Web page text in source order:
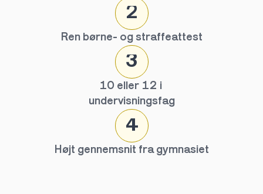
2
Ren børne- og straffeattest
3
10 eller 12 i
undervisningsfag
4
Højt gennemsnit fra gymnasiet